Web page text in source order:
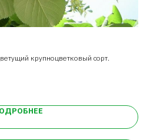
крупноцветковый сорт.